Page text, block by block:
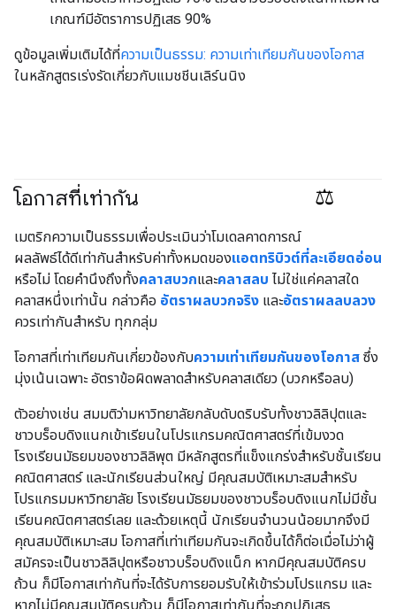
เกณฑ์มีอัตราการปฏิเสธ 90%
ดูข้อมูลเพิ่มเติมได้ที่ความเป็นธรรม: ความเท่าเทียมกันของโอกาส
ในหลักสูตรเร่งรัดเกี่ยวกับแมชชีนเลิร์นนิง
โอกาสที่เท่ากัน #Metric
เมตริกความเป็นธรรมเพื่อประเมินว่าโมเดลคาดการณ์
ผลลัพธ์ได้ดีเท่ากันสำหรับค่าทั้งหมดของแอตทริบิวต์ที่ละเอียดอ่อน
หรือไม่ โดยคำนึงถึงทั้งคลาสบวกและคลาสลบ ไม่ใช่แค่คลาสใด
คลาสหนึ่งเท่านั้น กล่าวคือ อัตราผลบวกจริง และอัตราผลลบลวง
ควรเท่ากันสำหรับ ทุกกลุ่ม
โอกาสที่เท่าเทียมกันเกี่ยวข้องกับความเท่าเทียมกันของโอกาส ซึ่ง
มุ่งเน้นเฉพาะ อัตราข้อผิดพลาดสำหรับคลาสเดียว (บวกหรือลบ)
ตัวอย่างเช่น สมมติว่ามหาวิทยาลัยกลับดับดริบรับทั้งชาวลิลิปุตและ
ชาวบร็อบดิงแนกเข้าเรียนในโปรแกรมคณิตศาสตร์ที่เข้มงวด
โรงเรียนมัธยมของชาวลิลิพุต มีหลักสูตรที่แข็งแกร่งสำหรับชั้นเรียน
คณิตศาสตร์ และนักเรียนส่วนใหญ่ มีคุณสมบัติเหมาะสมสำหรับ
โปรแกรมมหาวิทยาลัย โรงเรียนมัธยมของชาวบร็อบดิงแนกไม่มีชั้น
เรียนคณิตศาสตร์เลย และด้วยเหตุนี้ นักเรียนจำนวนน้อยมากจึงมี
คุณสมบัติเหมาะสม โอกาสที่เท่าเทียมกันจะเกิดขึ้นได้ก็ต่อเมื่อไม่ว่าผู้
สมัครจะเป็นชาวลิลิปุตหรือชาวบร็อบดิงแน็ก หากมีคุณสมบัติครบ
ถ้วน ก็มีโอกาสเท่ากันที่จะได้รับการยอมรับให้เข้าร่วมโปรแกรม และ
หากไม่มีคุณสมบัติครบถ้วน ก็มีโอกาสเท่ากันที่จะถูกปฏิเสธ